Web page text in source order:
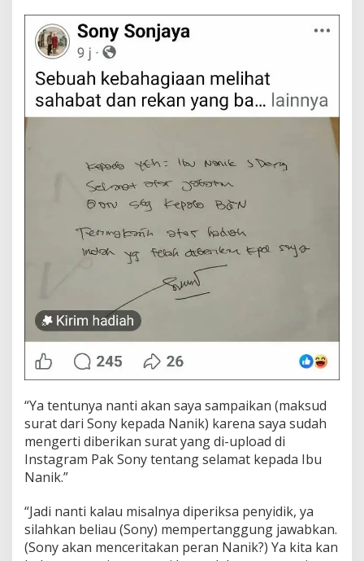
“Ya tentunya nanti akan saya sampaikan (maksud
surat dari Sony kepada Nanik) karena saya sudah
mengerti diberikan surat yang di-upload di
Instagram Pak Sony tentang selamat kepada Ibu
Nanik.”
“Jadi nanti kalau misalnya diperiksa penyidik, ya
silahkan beliau (Sony) mempertanggung jawabkan.
(Sony akan menceritakan peran Nanik?) Ya kita kan